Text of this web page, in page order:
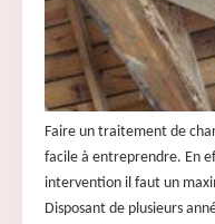
Faire un traitement de
facile à entreprendre. En
intervention il faut un
Disposant de plusieurs